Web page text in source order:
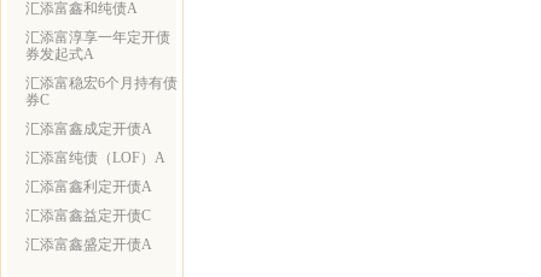
汇添富鑫和纯债A
汇添富淳享一年定开债
券发起式A
汇添富稳宏6个月持有债
券C
汇添富鑫成定开债A
汇添富纯债（LOF）A
汇添富鑫利定开债A
汇添富鑫益定开债C
汇添富鑫盛定开债A